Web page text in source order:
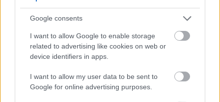
Google consents
I want to allow Google to enable storage
related to advertising like cookies on web or
device identifiers in apps.
I want to allow my user data to be sent to
Google for online advertising purposes.
الظروف المثالية لنمو الكراث
متطلبات التربة
يزدهر الكراث في التربة الغنية جيدة التصريف والغنية بالمواد